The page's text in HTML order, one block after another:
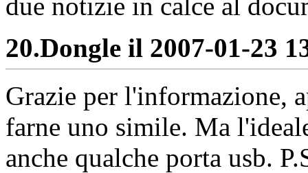
20.Dongle il 2007-01-23
Grazie per l'informazione,
farne uno simile. Ma
anche qualche porta usb.